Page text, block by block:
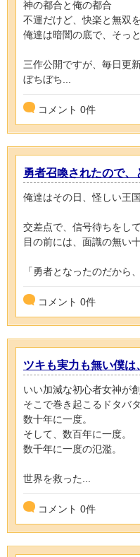
神の都合と俺の都合
不運だけど、快楽と無双
俺達は暗闇の底で、そっ
三作公開ですが、毎日更
ぼちぼち...
コメント 0件
勇者召喚されたので、
俺達はその日、怪しい王
交差点で、信号待ちをし
目の前には、面識の無い
「勇者となったのだから
コメント 0件
ツキも実力も無い僕
いい加減な初心者女神が
そこで巻き起こるドタバ
数十年に一度。
そして、数百年に一度。
数千年に一度の氾濫。
世界を救った...
コメント 0件